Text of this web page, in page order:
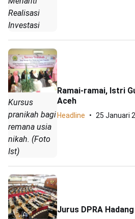
Realisasi
Investasi
Kursus
pranikah bagi
remana usia
nikah. (Foto
Ist)
Ramai-ramai, Istri
Aceh
Headline 25 Januari
Jurus DPRA